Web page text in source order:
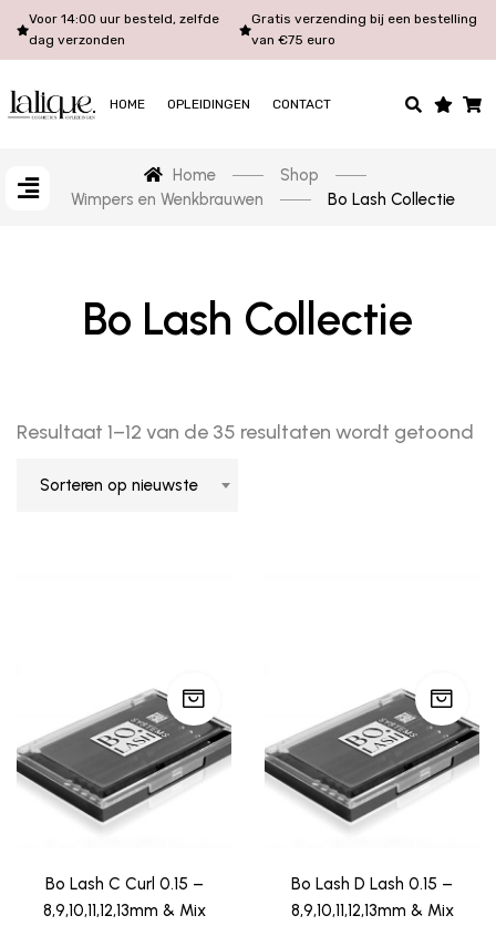
Voor 14:00 uur besteld, zelfde
dag verzonden
Gratis verzending bij een bestelling
van €75 euro
HOME OPLEIDINGEN CONTACT
Home
Shop
Wimpers en Wenkbrauwen
Bo Lash Collectie
Bo Lash Collectie
Resultaat 1–12 van de 35 resultaten wordt getoond
Sorteren op nieuwste
Bo Lash C Curl 0.15 –
8,9,10,11,12,13mm & Mix
Bo Lash D Lash 0.15 –
8,9,10,11,12,13mm & Mix